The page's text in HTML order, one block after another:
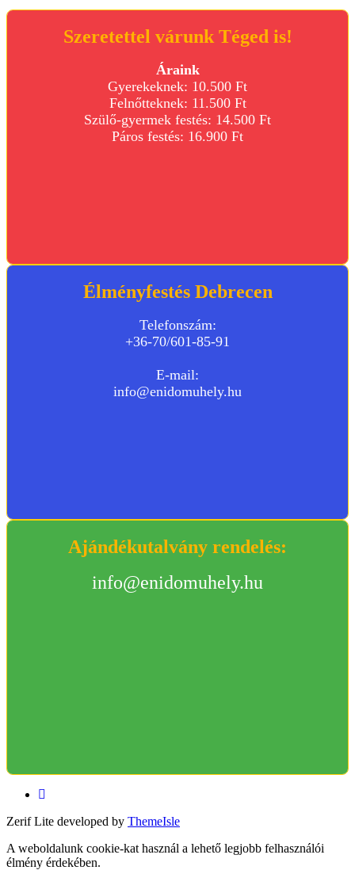
Szeretettel várunk Téged is!
Áraink
Gyerekeknek: 10.500 Ft
Felnőtteknek: 11.500 Ft
Szülő-gyermek festés: 14.500 Ft
Páros festés: 16.900 Ft
Élményfestés Debrecen
Telefonszám:
+36-70/601-85-91
E-mail:
info@enidomuhely.hu
Ajándékutalvány rendelés:
info@enidomuhely.hu
Facebook
Zerif Lite developed by ThemeIsle
A weboldalunk cookie-kat használ a lehető legjobb felhasználói
élmény érdekében.